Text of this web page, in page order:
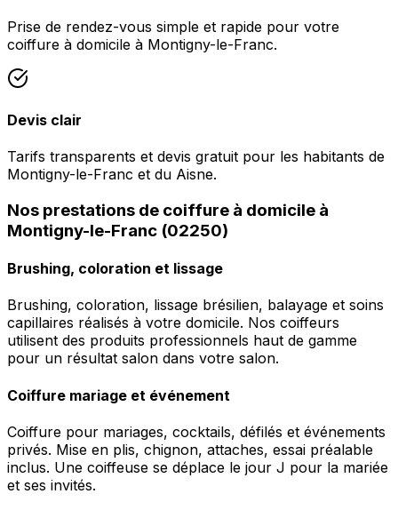
Prise de rendez-vous simple et rapide pour votre
coiffure à domicile à Montigny-le-Franc.
Devis clair
Tarifs transparents et devis gratuit pour les habitants de
Montigny-le-Franc et du Aisne.
Nos prestations de coiffure à domicile à
Montigny-le-Franc (02250)
Brushing, coloration et lissage
Brushing, coloration, lissage brésilien, balayage et soins
capillaires réalisés à votre domicile. Nos coiffeurs
utilisent des produits professionnels haut de gamme
pour un résultat salon dans votre salon.
Coiffure mariage et événement
Coiffure pour mariages, cocktails, défilés et événements
privés. Mise en plis, chignon, attaches, essai préalable
inclus. Une coiffeuse se déplace le jour J pour la mariée
et ses invités.